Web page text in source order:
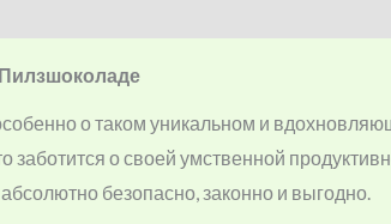
о таком уникальном и
заботится о своей умственной
безопасно, законно и выгодно.